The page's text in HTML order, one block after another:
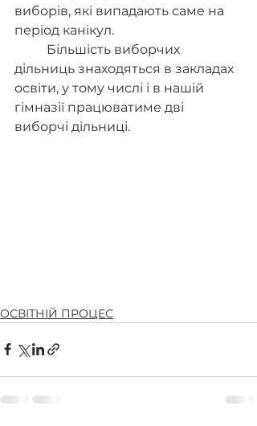
виборів, які випадають саме на
період канікул.
дільниць знаходяться в закладах
освіти, у тому числі і в нашій
гімназії працюватиме дві
виборчі дільниці.
ОСВІТНІЙ ПРОЦЕС